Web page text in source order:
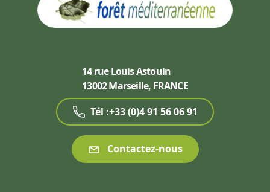
14 rue Louis Astouin
13002 Marseille, FRANCE
Tél :+33 (0)4 91 56 06 91
Contactez-nous